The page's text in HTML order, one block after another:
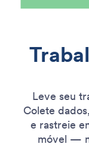
Leve seu
Colete
e rastreie
móvel —